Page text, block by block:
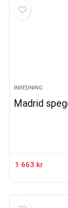
INREDNING
Madrid
1 663 kr